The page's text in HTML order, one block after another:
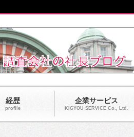
経歴
profile
企業サービス
KIGYOU SERVICE Co., Ltd.